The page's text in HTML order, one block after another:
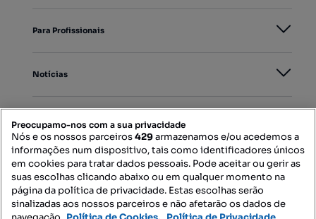
Para Profissionais
Notícias
Mapa do Site
Contacte-nos
Preocupamo-nos com a sua privacidade
Nós e os nossos parceiros429armazenamos e/ou acedemos a
informações num dispositivo, tais como identificadores únicos
em cookies para tratar dados pessoais. Pode aceitar ou gerir as
suas escolhas clicando abaixo ou em qualquer momento na
página da política de privacidade. Estas escolhas serão
sinalizadas aos nossos parceiros e não afetarão os dados de